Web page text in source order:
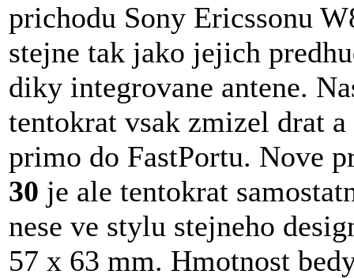
prichodu Sony Ericssonu
stejne tak jako jejich
diky integrovane antene.
tentokrat vsak zmizel drat
primo do FastPortu. Nove
30 je ale tentokrat
nese ve stylu stejneho
57 x 63 mm. Hmotnost